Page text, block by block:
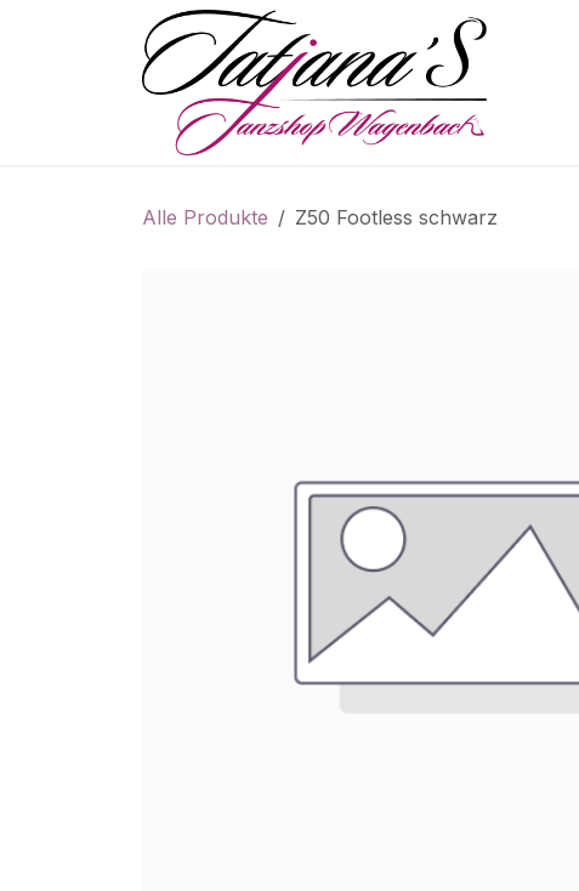
Zum Inhalt springen
Alle Produkte Z50 Footless schwarz